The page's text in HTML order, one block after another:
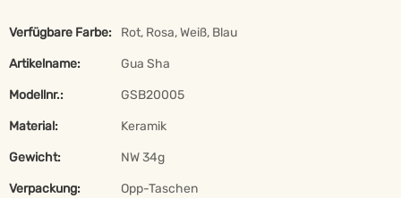
Verfügbare Farbe: Rot, Rosa, Weiß, Blau
Artikelname: Gua Sha
Modellnr.: GSB20005
Material: Keramik
Gewicht: NW 34g
Verpackung: Opp-Taschen